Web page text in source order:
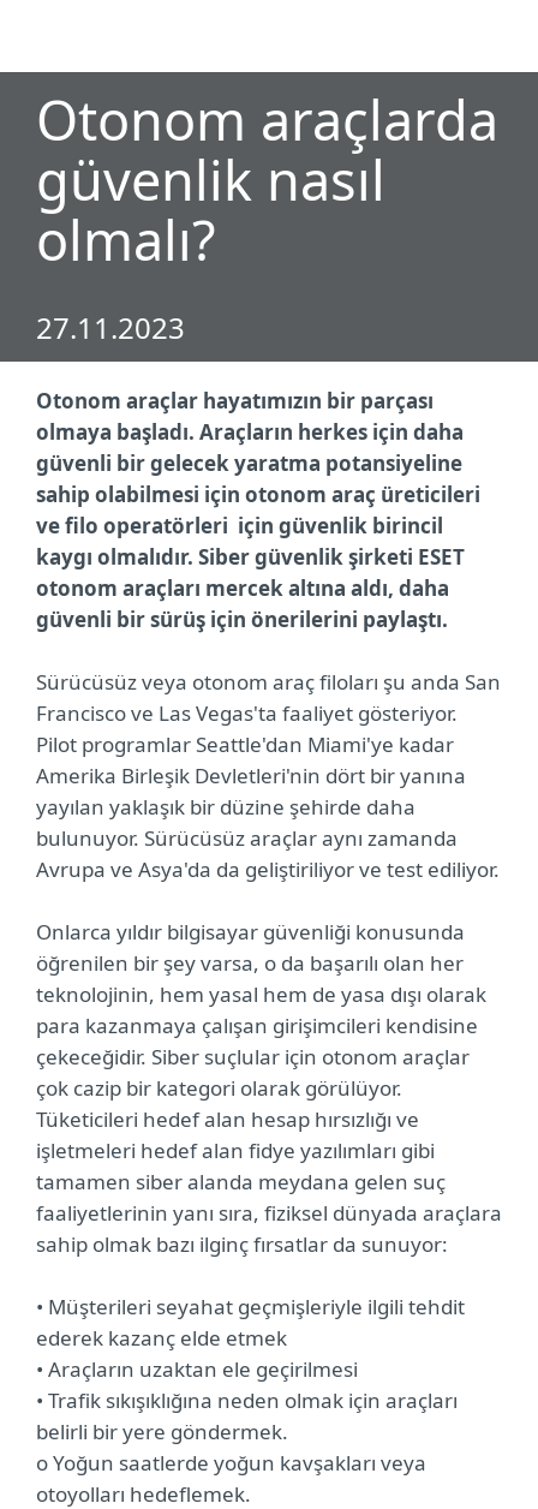
Otonom araçlarda
güvenlik nasıl
olmalı?
27.11.2023
Otonom araçlar hayatımızın bir parçası
olmaya başladı. Araçların herkes için daha
güvenli bir gelecek yaratma potansiyeline
sahip olabilmesi için otonom araç üreticileri
ve filo operatörleri için güvenlik birincil
kaygı olmalıdır. Siber güvenlik şirketi ESET
otonom araçları mercek altına aldı, daha
güvenli bir sürüş için önerilerini paylaştı.
Sürücüsüz veya otonom araç filoları şu anda San
Francisco ve Las Vegas'ta faaliyet gösteriyor.
Pilot programlar Seattle'dan Miami'ye kadar
Amerika Birleşik Devletleri'nin dört bir yanına
yayılan yaklaşık bir düzine şehirde daha
bulunuyor. Sürücüsüz araçlar aynı zamanda
Avrupa ve Asya'da da geliştiriliyor ve test ediliyor.
Onlarca yıldır bilgisayar güvenliği konusunda
öğrenilen bir şey varsa, o da başarılı olan her
teknolojinin, hem yasal hem de yasa dışı olarak
para kazanmaya çalışan girişimcileri kendisine
çekeceğidir. Siber suçlular için otonom araçlar
çok cazip bir kategori olarak görülüyor.
Tüketicileri hedef alan hesap hırsızlığı ve
işletmeleri hedef alan fidye yazılımları gibi
tamamen siber alanda meydana gelen suç
faaliyetlerinin yanı sıra, fiziksel dünyada araçlara
sahip olmak bazı ilginç fırsatlar da sunuyor:
• Müşterileri seyahat geçmişleriyle ilgili tehdit
ederek kazanç elde etmek
• Araçların uzaktan ele geçirilmesi
• Trafik sıkışıklığına neden olmak için araçları
belirli bir yere göndermek.
o Yoğun saatlerde yoğun kavşakları veya
otoyolları hedeflemek.